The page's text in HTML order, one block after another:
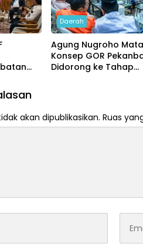
Daerah
Agung Nugroho
Konsep GOR
Didorong ke Tahap
akan dipublikasikan. Ruas